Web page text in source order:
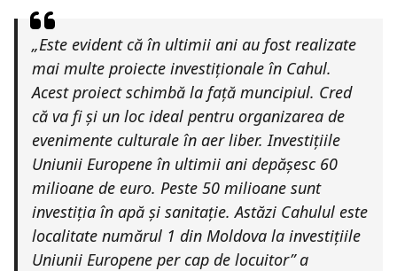
„Este evident că în ultimii ani au fost realizate
mai multe proiecte investiționale în Cahul.
Acest proiect schimbă la față muncipiul. Cred
că va fi și un loc ideal pentru organizarea de
evenimente culturale în aer liber. Investițiile
Uniunii Europene în ultimii ani depășesc 60
milioane de euro. Peste 50 milioane sunt
investiția în apă și sanitație. Astăzi Cahulul este
localitate numărul 1 din Moldova la investițiile
Uniunii Europene per cap de locuitor” a